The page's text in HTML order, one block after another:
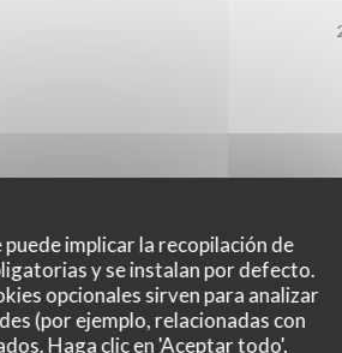
implicar la recopilación de
y se instalan por defecto.
opcionales sirven para analizar
(por ejemplo, relacionadas con
Haga clic en 'Aceptar todo',
de bœuf.